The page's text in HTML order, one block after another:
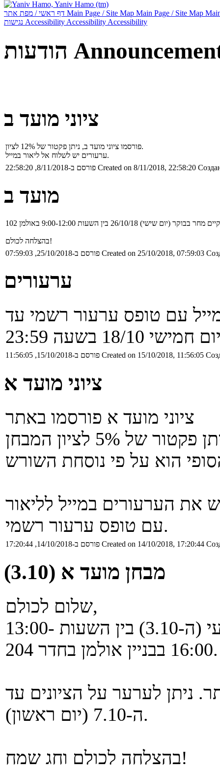
Main Page / Site Map Main Page / Site Map
Accessibility Accessibility Accessibility
הודעות
ציוני מועד ב
פורסמו ציוני מועד ב, ניתן פקטור של 12% לציון.
ערעורים יש לשלוח אל ליאור במייל.
פורסם ב-8/11/2018, 22:58:20 Created on 8/11/2018, 22:58:20
מועד ב
(יום שישי) 26/10/18 בין השעות 9:00-12:00 באולמן 102
בהצלחה לכולם!
פורסם ב-25/10/2018, 07:59:03 Created on 25/10/2018, 07:59:03
ערעורים
עם טופס ערעור רשמי עד
חמישי 18/10 בשעה 23:59
פורסם ב-15/10/2018, 11:56:05 Created on 15/10/2018, 11:56:05
ציוני מועד א
ציוני מועד א פורסמו באתר
את הערעורים במייל לליאור
עם טופס ערעור רשמי.
פורסם ב-14/10/2018, 17:20:44 Created on 14/10/2018, 17:20:44
מבחן מועד א (3.10)
שלום לכולם,
המבחן בקורס יהיה השבוע ביום רביעי (ה-3.10) בין השעות 13:00-
16:00 בבניין אולמן בחדר 204.
בית 6 עלו לאתר. ניתן לערער על הציונים עד
ה-7.10 (יום ראשון).
בהצלחה לכולם וחג שמח!